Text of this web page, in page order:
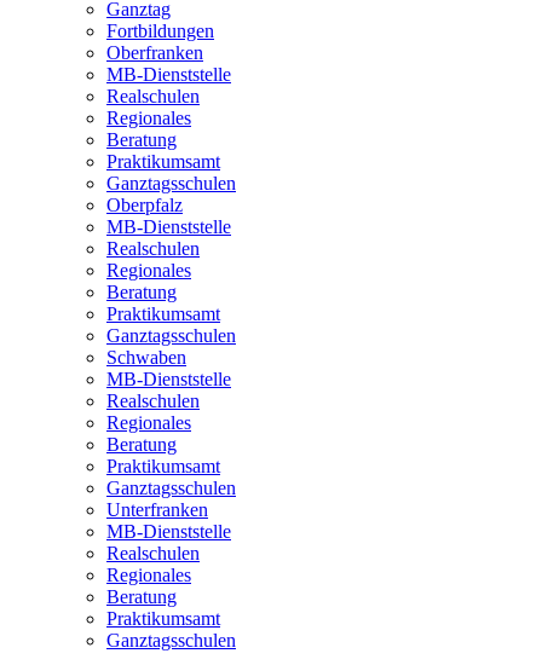
Ganztag
Fortbildungen
Oberfranken
MB-Dienststelle
Realschulen
Regionales
Beratung
Praktikumsamt
Ganztagsschulen
Oberpfalz
MB-Dienststelle
Realschulen
Regionales
Beratung
Praktikumsamt
Ganztagsschulen
Schwaben
MB-Dienststelle
Realschulen
Regionales
Beratung
Praktikumsamt
Ganztagsschulen
Unterfranken
MB-Dienststelle
Realschulen
Regionales
Beratung
Praktikumsamt
Ganztagsschulen